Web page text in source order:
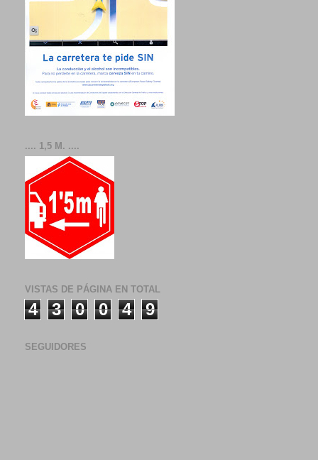
.... 1,5 M. ....
VISTAS DE PÁGINA EN TOTAL
4 3 0 0 4 9
SEGUIDORES